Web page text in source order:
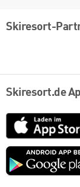
Skiresort-
Skiresort.de
App
Store